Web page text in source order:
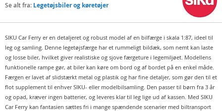
Se alt fra: Legetøjsbiler og køretøjer
SIKU Car Ferry er en detaljeret og robust model af en bilfærge i skala 1:87, ideel til
leg og samling. Denne legetøjsfærge har et rummeligt bildæk, som nemt kan laste
og losse biler, hvilket giver realistiske og sjove færgeture i legemiljøet. Modellens
funktionelle rampe gør, at biler kan køre om bord og af bordet på en enkel måde.
Færgen er lavet af slidstærkt metal og plastik og har fine detaljer, som gør den til et
flot supplement til enhver SIKU- eller modelbilsamling. Den passer til børn fra 3 år
og opad, kræver ingen batterier, og leveres klar til leg lige ud af kassen. Med SIKU
Car Ferry kan fantasien sættes fri i mange spændende scenarier med biltransport